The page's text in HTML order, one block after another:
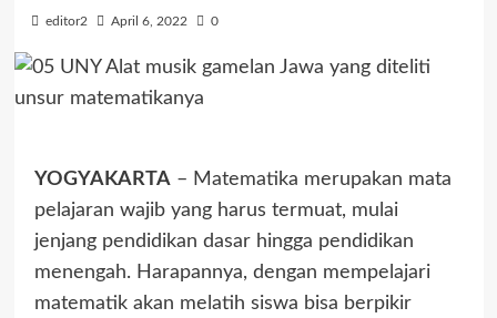
editor2 April 6, 2022 0
YOGYAKARTA– Matematika merupakan mata
pelajaran wajib yang harus termuat, mulai
jenjang pendidikan dasar hingga pendidikan
menengah. Harapannya, dengan mempelajari
matematik akan melatih siswa bisa berpikir